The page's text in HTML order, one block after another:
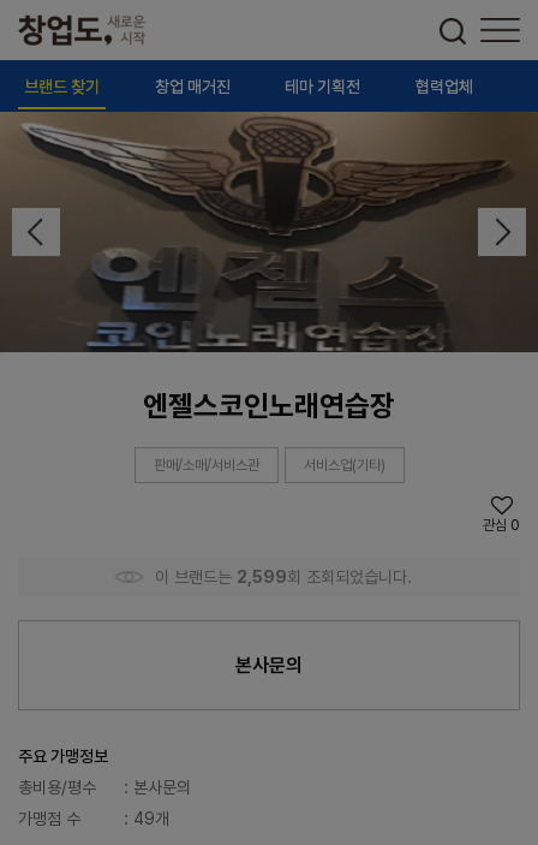
브랜드 찾기 창업 매거진 테마 기획전 협력업체
엔젤스코인노래연습장
판매/소매/서비스관 서비스업(기타)
관심 0
이 브랜드는 2,599회 조회되었습니다.
본사문의
주요 가맹정보
총비용/평수
: 본사문의
가맹점 수
: 49개